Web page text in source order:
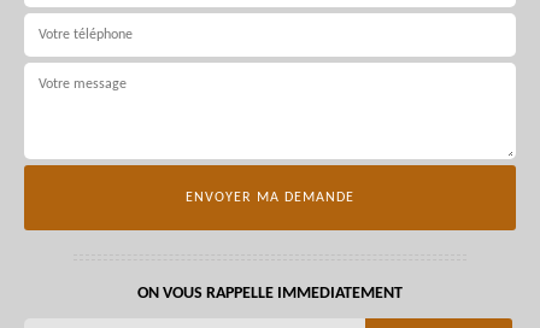
ON VOUS RAPPELLE IMMEDIATEMENT